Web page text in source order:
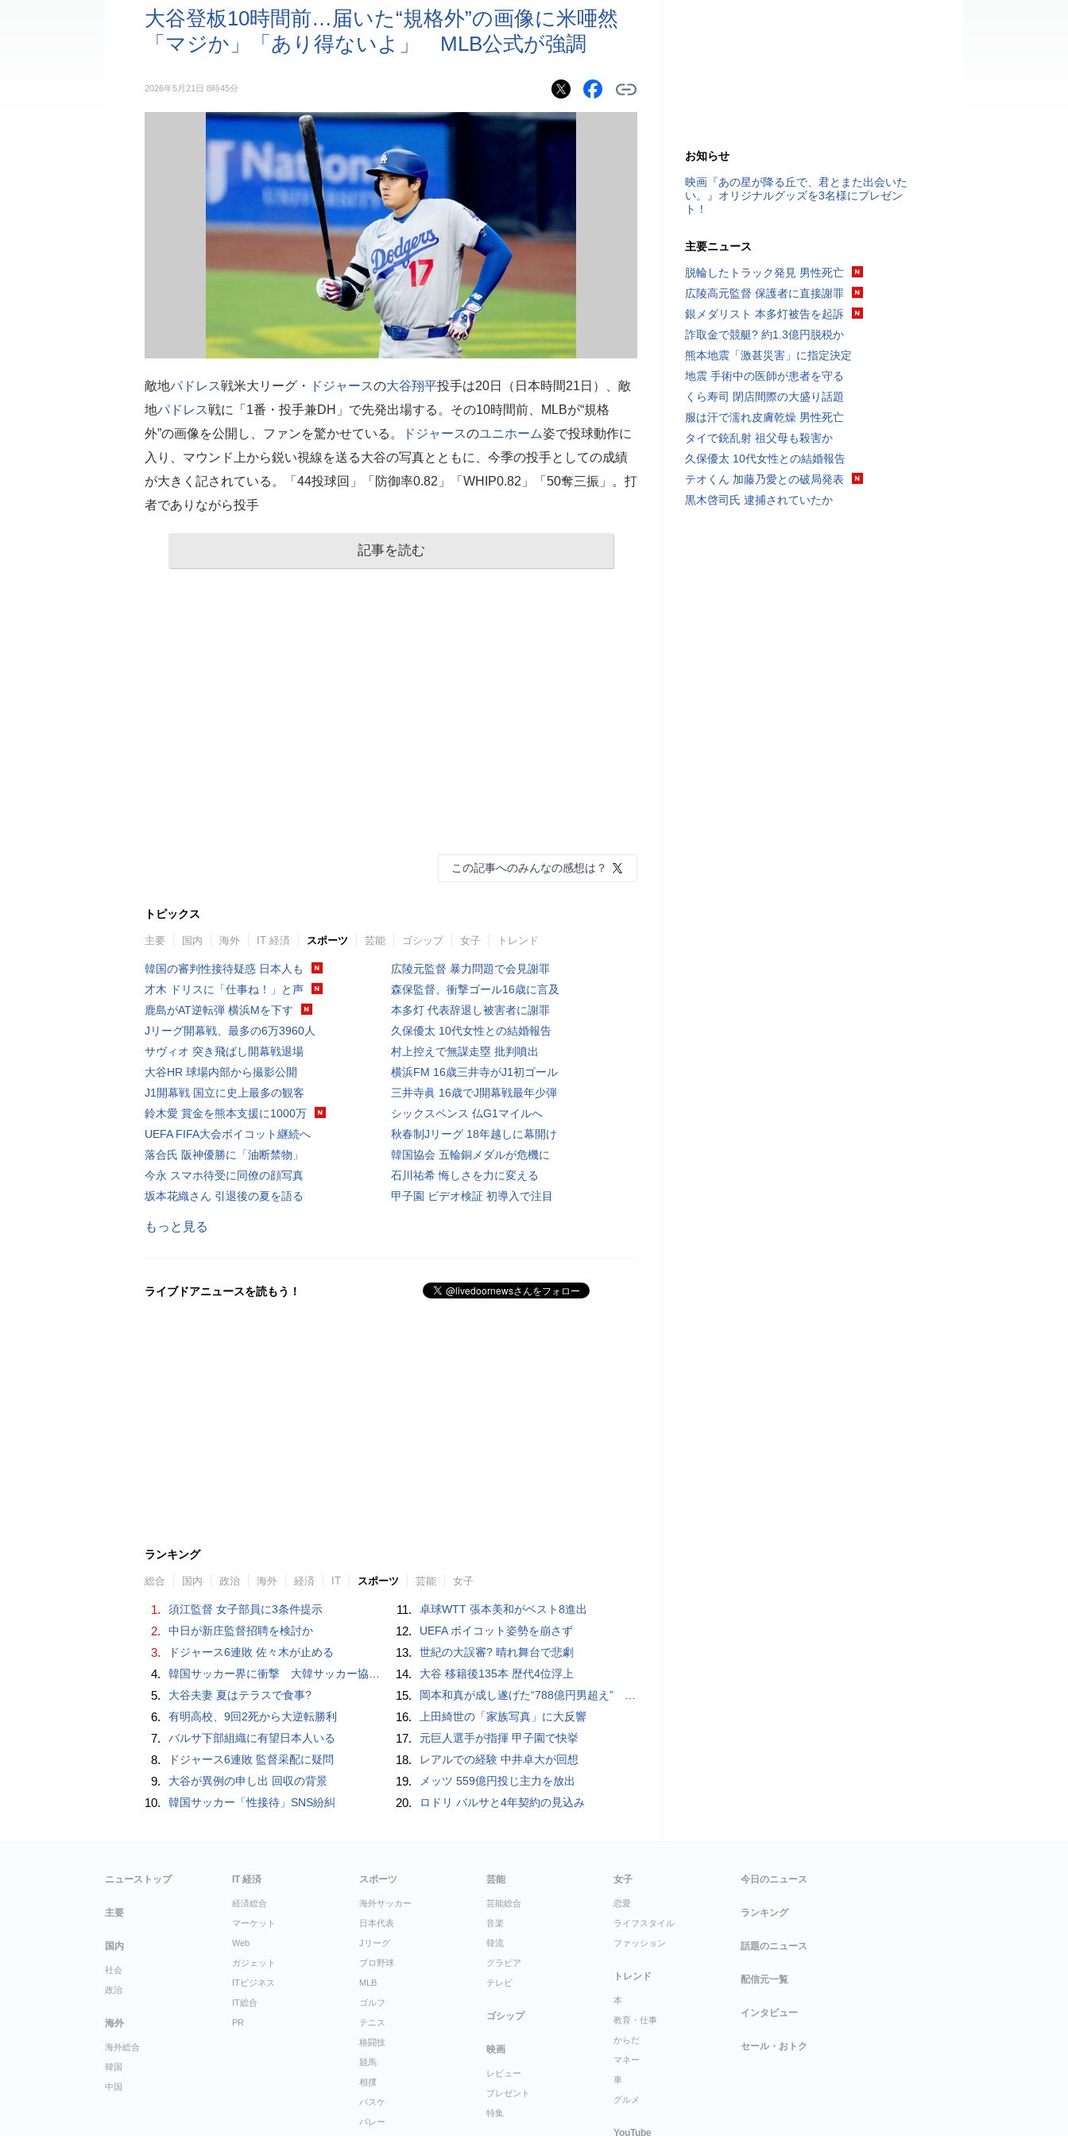
大谷登板10時間前…届いた“規格外”の画像に米唖然
「マジか」「あり得ないよ」 MLB公式が強調
2026年5月21日 8時45分
敵地パドレス戦米大リーグ・ ドジャースの大谷翔平投手は20日（日本時間21日）、敵
地パドレス戦に「1番・投手兼DH」で先発出場する。その10時間前、MLBが“規格
外”の画像を公開し、ファンを驚かせている。
ドジャースのユニホーム姿で投球動作に
入り、マウンド上から鋭い視線を送る大谷の写真とともに、今季の投手としての成績
が大きく記されている。「44投球回」「防御率0.82」「WHIP0.82」「50奪三振」。打
者でありながら投手
記事を読む
この記事へのみんなの感想は？
トピックス
主要 国内 海外 IT 経済 スポーツ 芸能 ゴシップ 女子 トレンド
韓国の審判性接待疑惑 日本人も
才木 ドリスに「仕事ね！」と声
鹿島がAT逆転弾 横浜Mを下す
Jリーグ開幕戦、最多の6万3960人
サヴィオ 突き飛ばし開幕戦退場
大谷HR 球場内部から撮影公開
J1開幕戦 国立に史上最多の観客
鈴木愛 賞金を熊本支援に1000万
UEFA FIFA大会ボイコット継続へ
落合氏 阪神優勝に「油断禁物」
今永 スマホ待受に同僚の顔写真
坂本花織さん 引退後の夏を語る
広陵元監督 暴力問題で会見謝罪
森保監督、衝撃ゴール16歳に言及
本多灯 代表辞退し被害者に謝罪
久保優太 10代女性との結婚報告
村上控えで無謀走塁 批判噴出
横浜FM 16歳三井寺がJ1初ゴール
三井寺眞 16歳でJ開幕戦最年少弾
シックスペンス 仏G1マイルへ
秋春制Jリーグ 18年越しに幕開け
韓国協会 五輪銅メダルが危機に
石川祐希 悔しさを力に変える
甲子園 ビデオ検証 初導入で注目
もっと見る
ライブドアニュースを読もう！
ランキング
総合 国内 政治 海外 経済 IT スポーツ 芸能 女子
1. 須江監督 女子部員に3条件提示
2. 中日が新庄監督招聘を検討か
3. ドジャース6連敗 佐々木が止める
4. 韓国サッカー界に衝撃 大韓サッカー協会に外国人審判への“性的接待”疑惑 韓国メディアが報道
5. 大谷夫妻 夏はテラスで食事?
6. 有明高校、9回2死から大逆転勝利
7. バルサ下部組織に有望日本人いる
8. ドジャース6連敗 監督采配に疑問
9. 大谷が異例の申し出 回収の背景
10. 韓国サッカー「性接待」SNS紛糾
11. 卓球WTT 張本美和がベスト8進出
12. UEFA ボイコット姿勢を崩さず
13. 世紀の大誤審? 晴れ舞台で悲劇
14. 大谷 移籍後135本 歴代4位浮上
15. 岡本和真が成し遂げた“788億円男超え” いつのまにか「3位」…見据える球団記録更新
16. 上田綺世の「家族写真」に大反響
17. 元巨人選手が指揮 甲子園で快挙
18. レアルでの経験 中井卓大が回想
19. メッツ 559億円投じ主力を放出
20. ロドリ バルサと4年契約の見込み
お知らせ
映画『あの星が降る丘で、君とまた出会いた
い。』オリジナルグッズを3名様にプレゼン
ト！
主要ニュース
脱輪したトラック発見 男性死亡
広陵高元監督 保護者に直接謝罪
銀メダリスト 本多灯被告を起訴
詐取金で競艇? 約1.3億円脱税か
熊本地震「激甚災害」に指定決定
地震 手術中の医師が患者を守る
くら寿司 閉店間際の大盛り話題
服は汗で濡れ皮膚乾燥 男性死亡
タイで銃乱射 祖父母も殺害か
久保優太 10代女性との結婚報告
テオくん 加藤乃愛との破局発表
黒木啓司氏 逮捕されていたか
ニューストップ
主要
国内
社会
政治
海外
海外総合
韓国
中国
IT 経済
経済総合
マーケット
Web
ガジェット
ITビジネス
IT総合
PR
スポーツ
海外サッカー
日本代表
Jリーグ
プロ野球
MLB
ゴルフ
テニス
格闘技
競馬
相撲
バスケ
バレー
芸能
芸能総合
音楽
韓流
グラビア
テレビ
ゴシップ
映画
レビュー
プレゼント
特集
女子
恋愛
ライフスタイル
ファッション
トレンド
本
教育・仕事
からだ
マネー
車
グルメ
YouTube
今日のニュース
ランキング
話題のニュース
配信元一覧
インタビュー
セール・おトク